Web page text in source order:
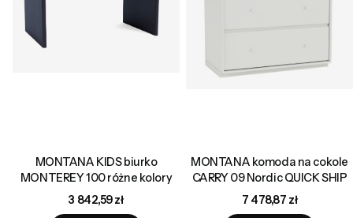
MONTANA KIDS biurko
MONTEREY 100 różne kolory
Cena
3 842,59 zł
MONTANA komoda na cokole
CARRY 09 Nordic QUICK SHIP
Cena
7 478,87 zł